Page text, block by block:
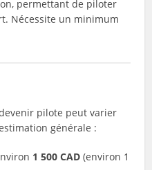
permettant de piloter
Nécessite un minimum
pilote peut varier
générale :
1 500 CAD (environ 1